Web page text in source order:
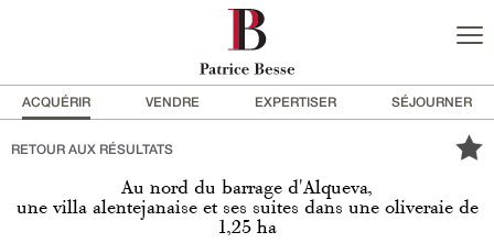
ACQUÉRIR VENDRE EXPERTISER SÉJOURNER
RETOUR AUX RÉSULTATS
Au nord du barrage d'Alqueva,
une villa alentejanaise et ses suites dans une oliveraie de
1,25 ha